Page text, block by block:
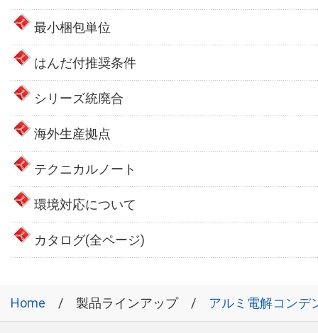
最小梱包単位
はんだ付推奨条件
シリーズ統廃合
海外生産拠点
テクニカルノート
環境対応について
カタログ(全ページ)
Home 製品ラインアップ アルミ電解コンデ